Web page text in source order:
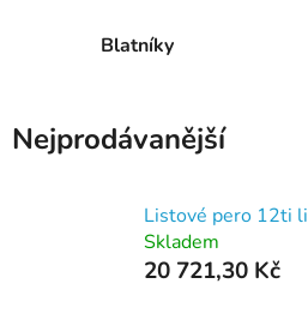
Blatníky
Nejprodávanější
Listové pero 12ti li
Skladem
20 721,30 Kč